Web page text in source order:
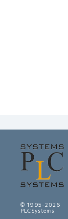
© 1995-2026
PLCSystems